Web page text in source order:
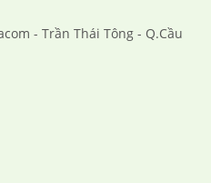
- Trần Thái Tông - Q.Cầu